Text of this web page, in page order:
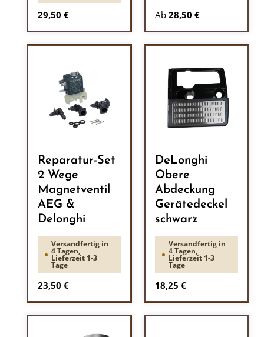
Regulärer Preis:
29,50 € Ab 28,50 €
Reparatur-Set
2 Wege
Magnetventil
AEG &
Delonghi
Versandfertig in
4 Tagen,
Lieferzeit 1-3
Tage
Regulärer Preis:
23,50 €
DeLonghi
Obere
Abdeckung
Gerätedeckel
schwarz
Versandfertig in
4 Tagen,
Lieferzeit 1-3
Tage
Regulärer Preis:
18,25 €